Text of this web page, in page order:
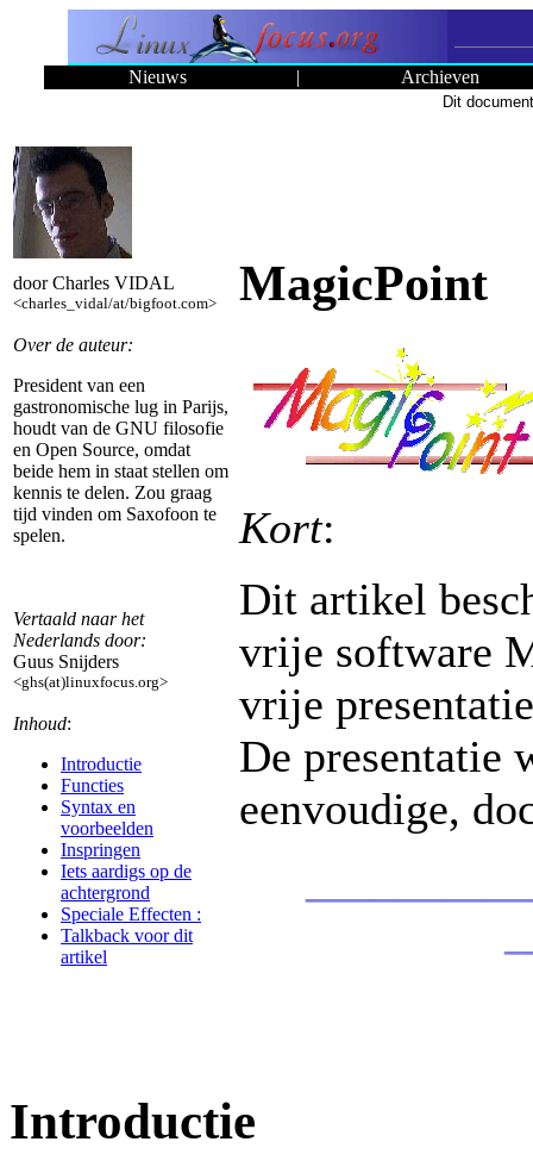
Nieuws | Archieven
Dit
door Charles VIDAL
<charles_vidal/at/bigfoot.com>
Over de auteur:
President van een
gastronomische lug in Parijs,
houdt van de GNU filosofie
en Open Source, omdat
beide hem in staat stellen om
kennis te delen. Zou graag
tijd vinden om Saxofoon te
spelen.
Vertaald naar het
Nederlands door:
Guus Snijders
<ghs(at)linuxfocus.org>
Inhoud:
Introductie
Functies
Syntax en
voorbeelden
Inspringen
Iets aardigs op de
achtergrond
Speciale Effecten :
Talkback voor dit
artikel
MagicPoint
Kort:
Dit artikel
vrije software
vrije
De presentatie
eenvoudige,
Introductie